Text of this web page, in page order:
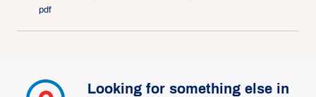
pdf
Looking for something else in